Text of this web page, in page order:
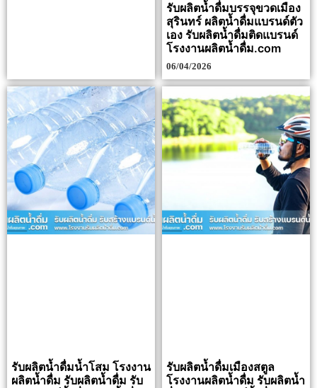
รับผลิตน้ำดื่มบรรจุขวดเมือง
สุรินทร์ ผลิตน้ำดื่มแบรนด์ตัว
เอง รับผลิตน้ำดื่มติดแบรนด์
โรงงานผลิตน้ำดื่ม.com
06/04/2026
รับผลิตน้ำดื่มน้ำโสม โรงงาน
ผลิตน้ำดื่ม รับผลิตน้ำดื่ม รับ
รับผลิตน้ำดื่มเมืองสตูล
โรงงานผลิตน้ำดื่ม รับผลิตน้ำ